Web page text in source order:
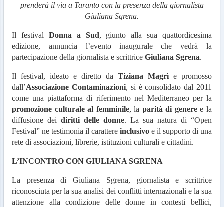
prenderà il via a Taranto con la presenza della giornalista
Giuliana Sgrena.
Il festival Donna a Sud, giunto alla sua quattordicesima
edizione, annuncia l’evento inaugurale che vedrà la
partecipazione della giornalista e scrittrice Giuliana Sgrena.
Il festival, ideato e diretto da Tiziana Magrì e promosso
dall’Associazione Contaminazioni, si è consolidato dal 2011
come una piattaforma di riferimento nel Mediterraneo per la
promozione culturale al femminile, la parità di generee la
diffusione dei diritti delle donne. La sua natura di “Open
Festival” ne testimonia il carattere inclusivo e il supporto di una
rete di associazioni, librerie, istituzioni culturali e cittadini.
L’INCONTRO CON GIULIANA SGRENA
La presenza di Giuliana Sgrena, giornalista e scrittrice
riconosciuta per la sua analisi dei conflitti internazionali e la sua
attenzione alla condizione delle donne in contesti bellici,